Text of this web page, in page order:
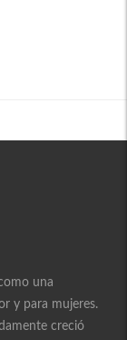
una
y para mujeres.
creció